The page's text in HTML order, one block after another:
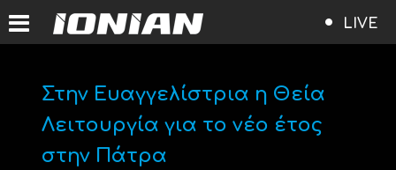
LIVE
Στην Ευαγγελίστρια η Θεία
Λειτουργία για το νέο έτος
στην Πάτρα